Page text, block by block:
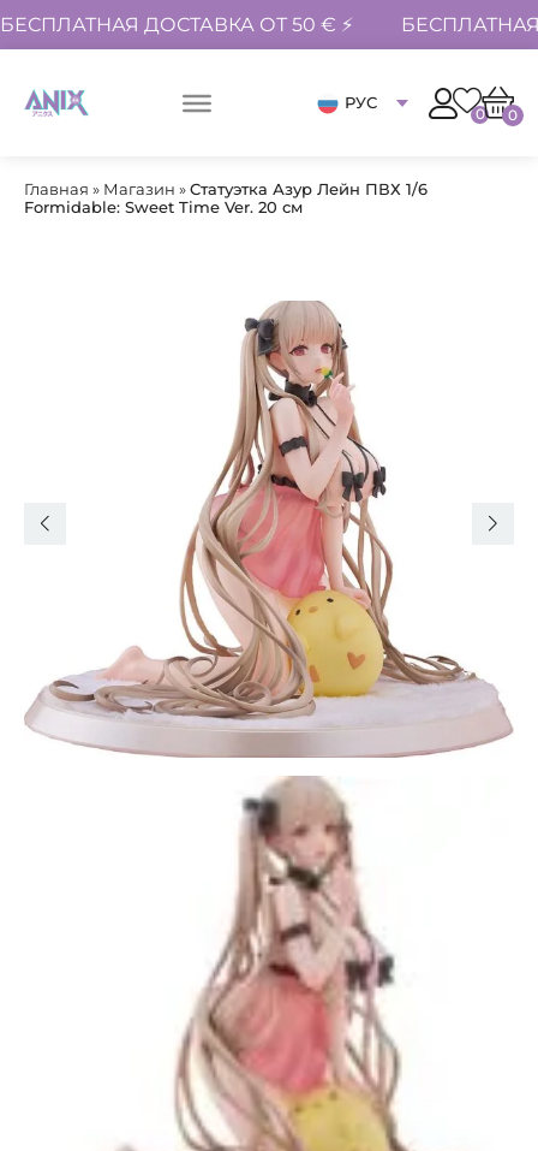
БЕСПЛАТНАЯ ДОСТАВКА ОТ 50 € ⚡
РУС
0 0
Главная » Магазин »Статуэтка Азур Лейн ПВХ 1/6
Formidable: Sweet Time Ver. 20 см